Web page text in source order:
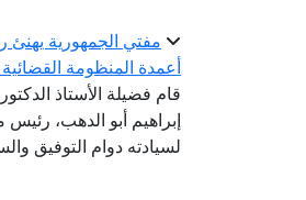
مفتي الجمهورية
أعمدة المنظومة
قام فضيلة الأستاذ
إبراهيم أبو الدهب، رئيس
لسيادته دوام التوفيق